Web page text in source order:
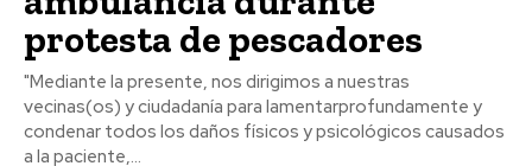
protesta de pescadores
"Mediante la presente, nos dirigimos a nuestras
vecinas(os) y ciudadanía para lamentarprofundamente y
condenar todos los daños físicos y psicológicos causados
a la paciente,...